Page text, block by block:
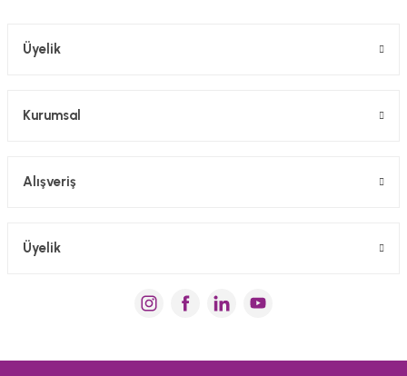
Üyelik
Kurumsal
Alışveriş
Üyelik